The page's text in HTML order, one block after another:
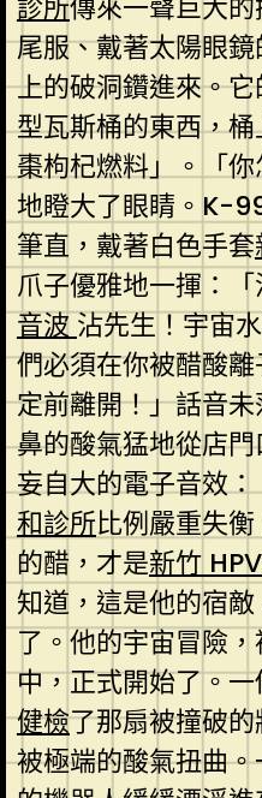
診所傳來一聲巨大
尾服、戴著太陽眼
上的破洞鑽進來。
型瓦斯桶的東西，
棗枸杞燃料」。「
地瞪大了眼睛。K-
筆直，戴著白色手套
爪子優雅地一揮：
音波沾先生！宇宙
們必須在你被醋酸
定前離開！」話音
鼻的酸氣猛地從店
妄自大的電子音效
和診所比例嚴重失
的醋，才是新竹
知道，這是他的宿
了。他的宇宙冒險
中，正式開始了。
健檢了那扇被撞破
被極端的酸氣扭曲